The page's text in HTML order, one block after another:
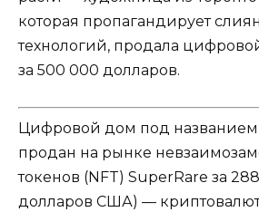
которая пропагандирует
технологий, продала
за 500 000 долларов.
Цифровой дом под названием
продан на рынке
токенов (NFT) SuperRare за
долларов США) —